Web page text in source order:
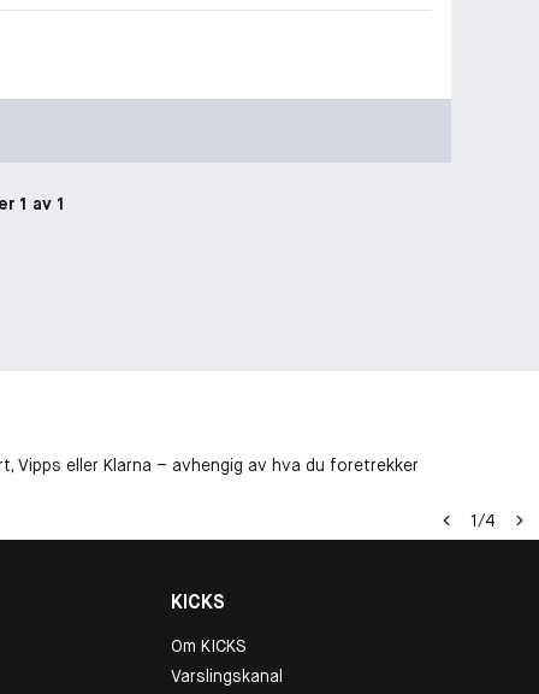
1 av 1
Vipps eller Klarna – avhengig av hva du foretrekker
1/4
KICKS
Om KICKS
Varslingskanal